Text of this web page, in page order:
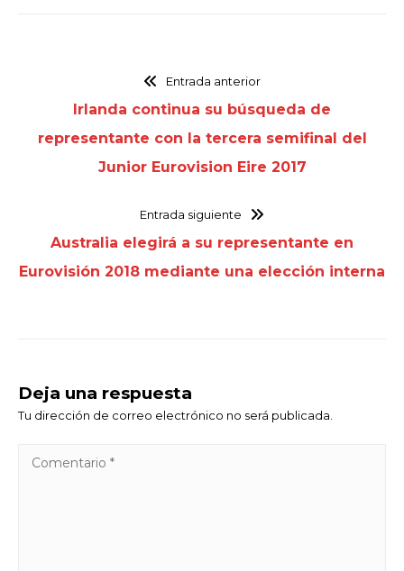
Entrada anterior
Irlanda continua su búsqueda de
representante con la tercera semifinal del
Junior Eurovision Eire 2017
Entrada siguiente
Australia elegirá a su representante en
Eurovisión 2018 mediante una elección interna
Deja una respuesta
Tu dirección de correo electrónico no será publicada.